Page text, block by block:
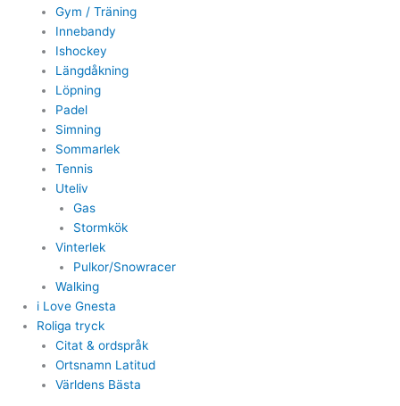
Gym / Träning
Innebandy
Ishockey
Längdåkning
Löpning
Padel
Simning
Sommarlek
Tennis
Uteliv
Gas
Stormkök
Vinterlek
Pulkor/Snowracer
Walking
i Love Gnesta
Roliga tryck
Citat & ordspråk
Ortsnamn Latitud
Världens Bästa